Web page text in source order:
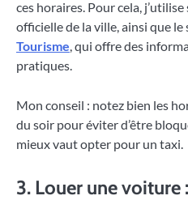
ces horaires. Pour cela,
officielle de la ville, ainsi que le
Tourisme, qui offre des
pratiques.
Mon conseil : notez bien les
du soir pour éviter d’être
mieux vaut opter pour un taxi.
3. Louer une